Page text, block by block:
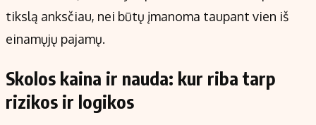
tikslą anksčiau, nei būtų įmanoma taupant vien iš
einamųjų pajamų.
Skolos kaina ir nauda: kur riba tarp
rizikos ir logikos